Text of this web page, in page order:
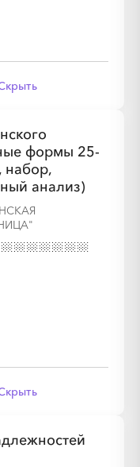
формы 25-
набор,
анализ)